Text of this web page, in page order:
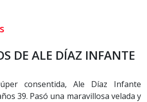
DE ALE DÍAZ INFANTE
consentida, Ale Díaz Infante
39. Pasó una maravillosa velada y